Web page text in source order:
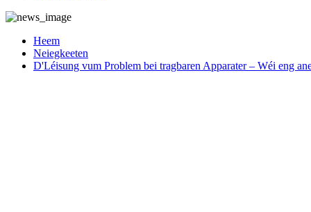
Heem
Neiegkeeten
D'Léisung vum Problem bei tragbaren Apparater – Wéi eng